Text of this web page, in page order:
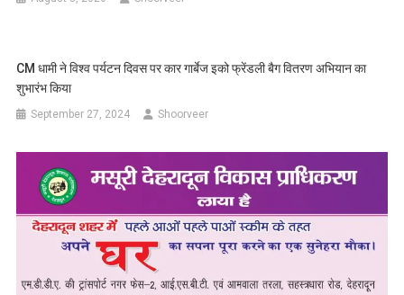
CM धामी ने विश्व पर्यटन दिवस पर कार गार्बेज इको फ्रेंडली बैग वितरण अभियान का
शुभारंभ किया
September 27, 2024 Shoorveer